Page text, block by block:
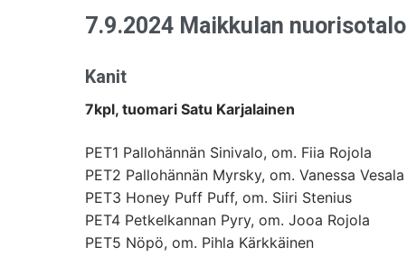
7.9.2024 Maikkulan nuorisotalo
Kanit
7kpl, tuomari Satu Karjalainen
PET1 Pallohännän Sinivalo, om. Fiia Rojola
PET2 Pallohännän Myrsky, om. Vanessa Vesala
PET3 Honey Puff Puff, om. Siiri Stenius
PET4 Petkelkannan Pyry, om. Jooa Rojola
PET5 Nöpö, om. Pihla Kärkkäinen